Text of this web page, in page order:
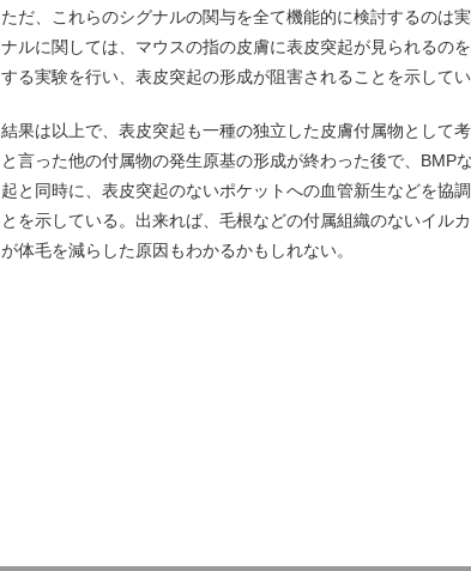
ただ、これらのシグナルの関与を全て機能的に検討するのは
ナルに関しては、マウスの指の皮膚に表皮突起が見られるの
する実験を行い、表皮突起の形成が阻害されることを示してい
結果は以上で、表皮突起も一種の独立した皮膚付属物として
と言った他の付属物の発生原基の形成が終わった後で、BMP
起と同時に、表皮突起のないポケットへの血管新生などを協
とを示している。出来れば、毛根などの付属組織のないイル
が体毛を減らした原因もわかるかもしれない。